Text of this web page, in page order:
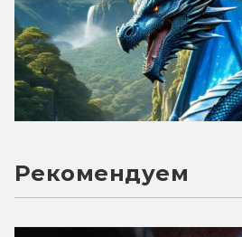
Рекомендуем